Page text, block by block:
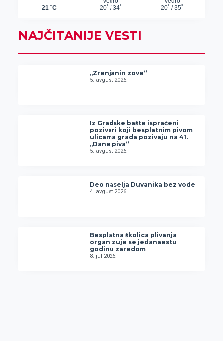
NAJČITANIJE VESTI
„Zrenjanin zove“
5. avgust 2026.
Iz Gradske bašte ispraćeni
pozivari koji besplatnim pivom
ulicama grada pozivaju na 41.
„Dane piva“
5. avgust 2026.
Deo naselja Duvanika bez vode
4. avgust 2026.
Besplatna školica plivanja
organizuje se jedanaestu
godinu zaredom
8. jul 2026.